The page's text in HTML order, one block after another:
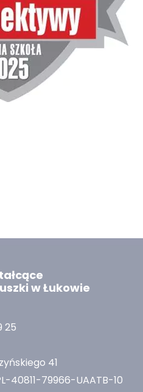
w Łukowie
25
41
40811-79966-UAATB-10